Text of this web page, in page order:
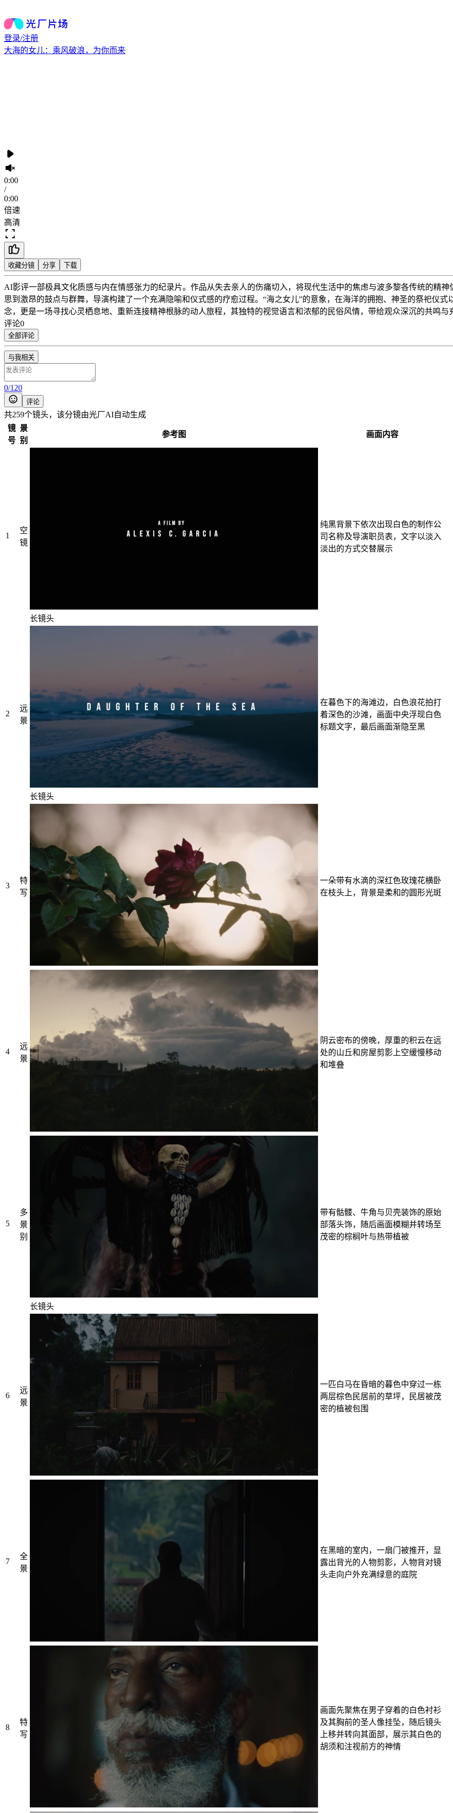
登录/注册
大海的女儿：乘风破浪，为你而来
0:00
/
0:00
倍速
高清
收藏分镜 分享 下载
AI影评一部极具文化质感与内在情感张力的纪录片。作品从失去亲人的伤痛切入，将现代生活中的焦虑与波多黎各传统的精
思到激昂的鼓点与群舞，导演构建了一个充满隐喻和仪式感的疗愈过程。“海之女儿”的意象，在海洋的拥抱、神圣的祭祀仪
念，更是一场寻找心灵栖息地、重新连接精神根脉的动人旅程，其独特的视觉语言和浓郁的民俗风情，带给观众深沉的共鸣与
评论0
全部评论
与我相关
0/120
评论
共259个镜头，该分镜由光厂AI自动生成
镜
号
景
别
参考图 画面内容
1
空
镜
长镜头
纯黑背景下依次出现白色的制作公
司名称及导演职员表，文字以淡入
淡出的方式交替展示
2
远
景
长镜头
在暮色下的海滩边，白色浪花拍打
着深色的沙滩，画面中央浮现白色
标题文字，最后画面渐隐至黑
3
特
写
一朵带有水滴的深红色玫瑰花横卧
在枝头上，背景是柔和的圆形光斑
4
远
景
阴云密布的傍晚，厚重的积云在远
处的山丘和房屋剪影上空缓慢移动
和堆叠
5
多
景
别
长镜头
带有骷髅、牛角与贝壳装饰的原始
部落头饰，随后画面模糊并转场至
茂密的棕榈叶与热带植被
6
远
景
一匹白马在昏暗的暮色中穿过一栋
两层棕色民居前的草坪，民居被茂
密的植被包围
7
全
景
在黑暗的室内，一扇门被推开，显
露出背光的人物剪影，人物背对镜
头走向户外充满绿意的庭院
8
特
写
画面先聚焦在男子穿着的白色衬衫
及其胸前的圣人像挂坠，随后镜头
上移并转向其面部，展示其白色的
胡须和注视前方的神情